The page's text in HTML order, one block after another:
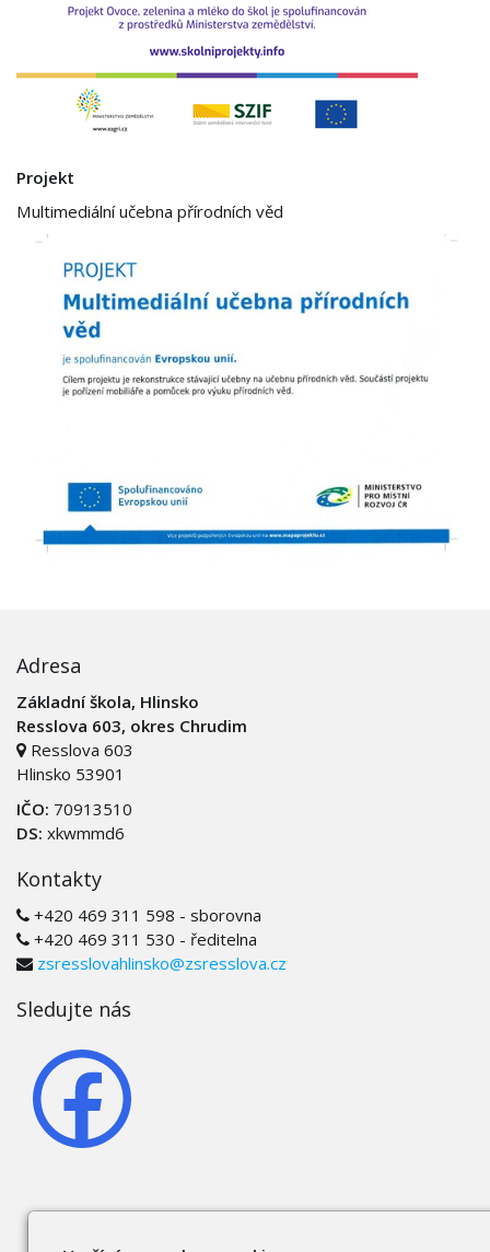
Projekt
Multimediální učebna přírodních věd
Adresa
Základní škola, Hlinsko
Resslova 603, okres Chrudim
Resslova 603
Hlinsko 53901
IČO: 70913510
DS: xkwmmd6
Kontakty
+420 469 311 598 - sborovna
+420 469 311 530 - ředitelna
zsresslovahlinsko@zsresslova.cz
Sledujte nás